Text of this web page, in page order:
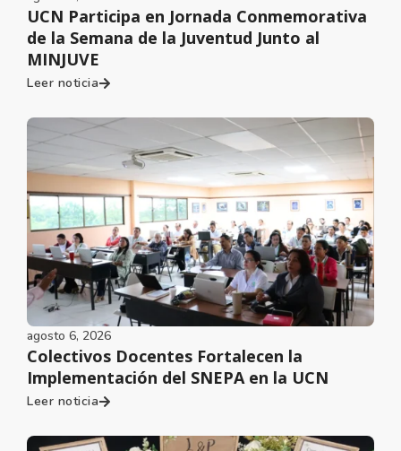
UCN Participa en Jornada Conmemorativa
de la Semana de la Juventud Junto al
MINJUVE
Leer noticia
agosto 6, 2026
Colectivos Docentes Fortalecen la
Implementación del SNEPA en la UCN
Leer noticia